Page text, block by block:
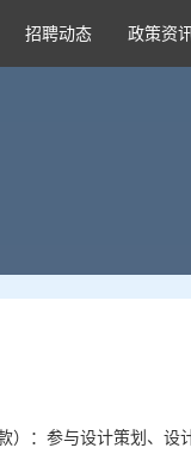
招聘动态 政策资讯
：参与设计策划、设